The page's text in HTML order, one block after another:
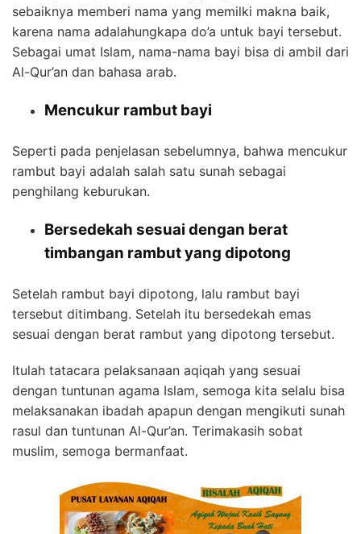
sebaiknya memberi nama yang memilki makna baik,
karena nama adalahungkapa do’a untuk bayi tersebut.
Sebagai umat Islam, nama-nama bayi bisa di ambil dari
Al-Qur’an dan bahasa arab.
Mencukur rambut bayi
Seperti pada penjelasan sebelumnya, bahwa mencukur
rambut bayi adalah salah satu sunah sebagai
penghilang keburukan.
Bersedekah sesuai dengan berat
timbangan rambut yang dipotong
Setelah rambut bayi dipotong, lalu rambut bayi
tersebut ditimbang. Setelah itu bersedekah emas
sesuai dengan berat rambut yang dipotong tersebut.
Itulah tatacara pelaksanaan aqiqah yang sesuai
dengan tuntunan agama Islam, semoga kita selalu bisa
melaksanakan ibadah apapun dengan mengikuti sunah
rasul dan tuntunan Al-Qur’an. Terimakasih sobat
muslim, semoga bermanfaat.